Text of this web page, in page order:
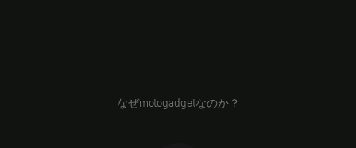
なぜmotogadgetなのか？